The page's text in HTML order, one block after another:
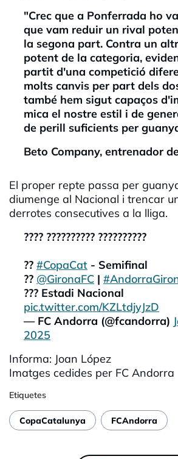
"Crec que a Ponferrada ho
que vam reduir un rival
la segona part. Contra un
potent de la categoria,
partit d'una competició
molts canvis per part dels
també hem sigut capaços
mica el nostre estil i de
de perill suficients per
Beto Company, entrenador
El proper repte passa per
diumenge al Nacional i trencar
derrotes consecutives a la lliga.
???? ?????????? ??????????
?? #CopaCat - Semifinal
?? @GironaFC |
??? Estadi Nacional
pic.twitter.com/KZLtdjyJzD
— FC Andorra (@fcandorra)
2025
Informa: Joan López
Imatges cedides per FC Andorra
Etiquetes
CopaCatalunya FCAndorra